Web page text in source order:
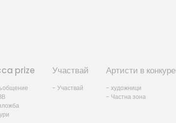
prize Участвай
- Участвай
Артисти в
- художници
- Частна зона